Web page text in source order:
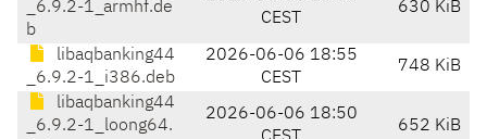
_6.9.2-1_armhf.de
b
CEST
630 KiB
libaqbanking44
_6.9.2-1_i386.deb
2026-06-06 18:55
CEST
748 KiB
libaqbanking44
_6.9.2-1_loong64.
2026-06-06 18:50
652 KiB